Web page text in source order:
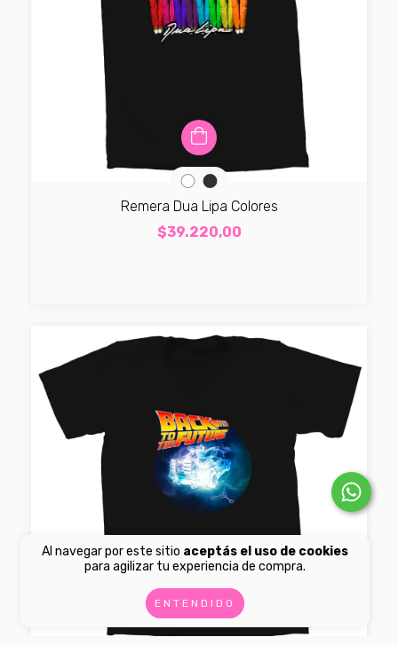
Al navegar por este sitio aceptás el uso de cookies
para agilizar tu experiencia de compra.
ENTENDIDO
Remera Dua Lipa Colores
$39.220,00